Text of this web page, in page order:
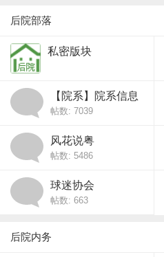
后院部落
私密版块
【院系】院系信息
帖数: 7039
风花说粤
帖数: 5486
球迷协会
帖数: 663
后院内务